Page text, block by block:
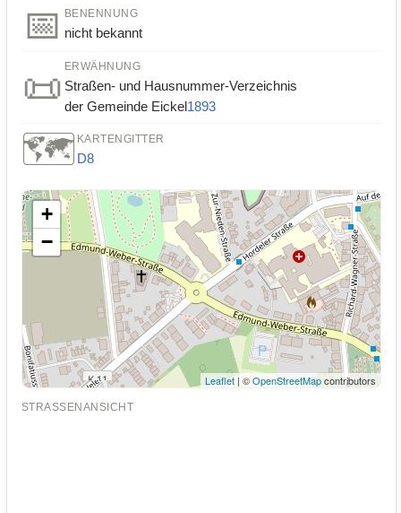
📅 BENENNUNG
nicht bekannt
📜 ERWÄHNUNG
Straßen- und Hausnummer-Verzeichnis
der Gemeinde Eickel1893
🗺️ KARTENGITTER
D8
+
−
Leaflet | ©OpenStreetMapcontributors
STRASSENANSICHT